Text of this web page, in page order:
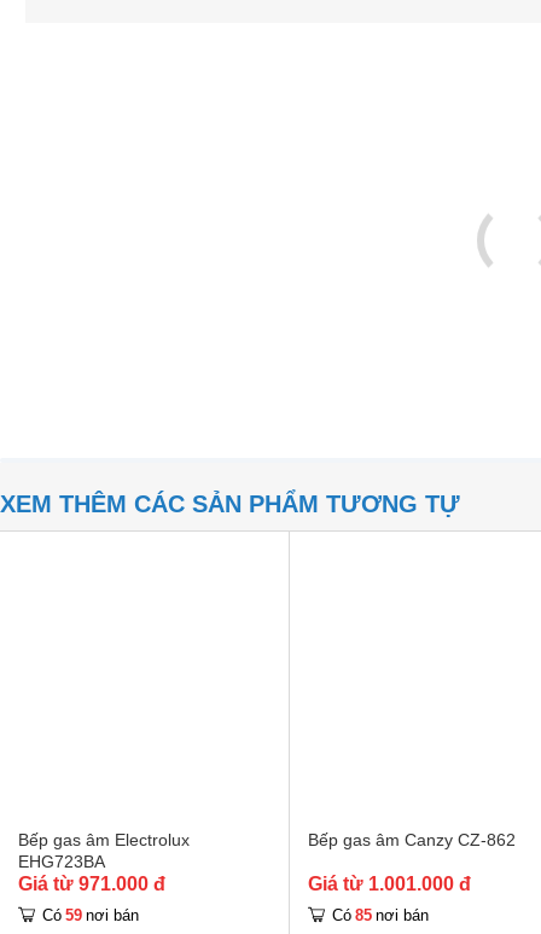
XEM THÊM CÁC SẢN PHẨM TƯƠNG TỰ
Bếp gas âm Electrolux
EHG723BA
Giá từ 971.000 đ
Có 59 nơi bán
Bếp gas âm Canzy CZ-862
Giá từ 1.001.000 đ
Có 85 nơi bán